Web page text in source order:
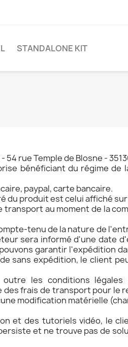
STANDALONE KIT
54 rue Temple de Blosne -
bénéficiant du régime de
paypal, carte bancaire.
du produit est celui affiché
transport au moment de la
tenu de la nature de
sera informé d'une date
garantir l'expédition
sans expédition, le client
les conditions
des frais de transport pour
modification matérielle
et des tutoriels vidéo, le
et ne trouve pas de